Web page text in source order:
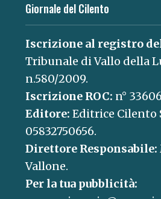
Giornale del Cilento
Iscrizione al registro
Tribunale di Vallo della
n.580/2009.
Iscrizione ROC: n°
Editore: Editrice Cilento
05832750656.
Direttore Responsabile:
Vallone.
Per la tua pubblicità: